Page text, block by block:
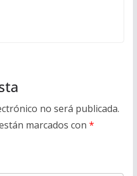
no será publicada.
marcados con *